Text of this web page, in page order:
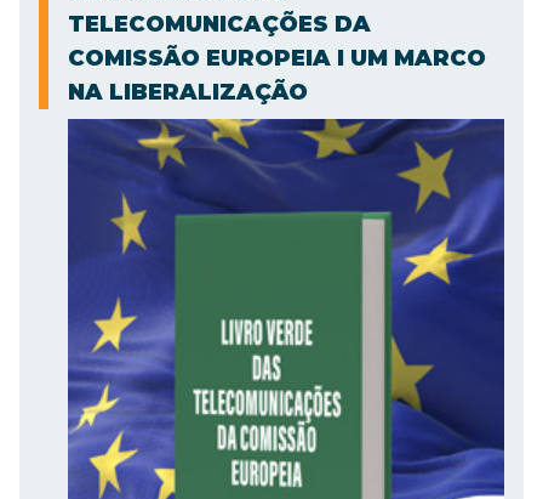
TELECOMUNICAÇÕES DA
COMISSÃO EUROPEIA I UM MARCO
NA LIBERALIZAÇÃO